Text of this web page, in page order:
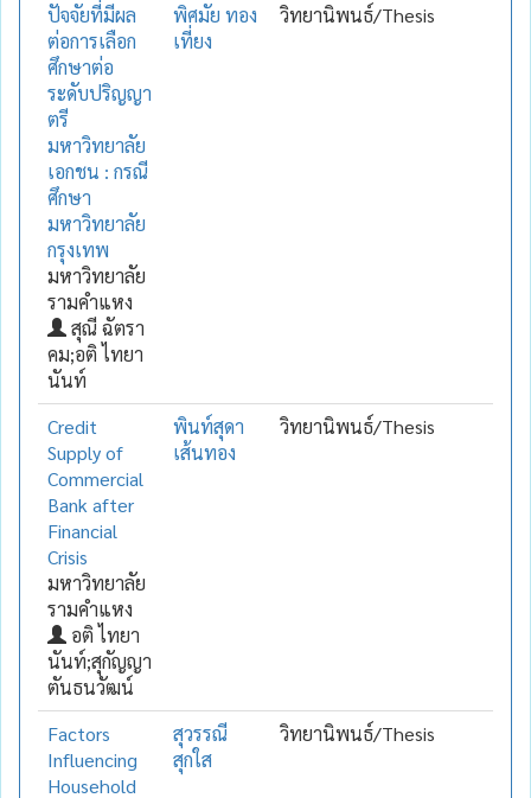
ปัจจัยที่มีผล
ต่อการเลือก
ศึกษาต่อ
ระดับปริญญา
ตรี
มหาวิทยาลัย
เอกชน : กรณี
ศึกษา
มหาวิทยาลัย
กรุงเทพ
มหาวิทยาลัย
รามคำแหง
สุณี ฉัตรา
คม;อติ ไทยา
นันท์
พิศมัย ทอง
เที่ยง
วิทยานิพนธ์/Thesis
Credit
Supply of
Commercial
Bank after
Financial
Crisis
มหาวิทยาลัย
รามคำแหง
อติ ไทยา
นันท์;สุกัญญา
ตันธนวัฒน์
พินท์สุดา
เส้นทอง
วิทยานิพนธ์/Thesis
Factors
Influencing
Household
สุวรรณี
สุกใส
วิทยานิพนธ์/Thesis